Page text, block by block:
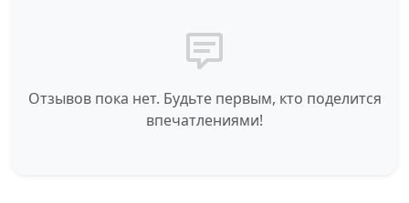
Отзывов пока нет. Будьте первым, кто поделится
впечатлениями!